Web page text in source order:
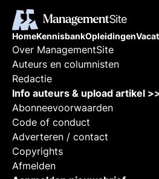
HomeKennisbankOpleidingen
Over ManagementSite
Auteurs en columnisten
Redactie
Info auteurs & upload artikel
Abonneevoorwaarden
Code of conduct
Adverteren / contact
Copyrights
Afmelden